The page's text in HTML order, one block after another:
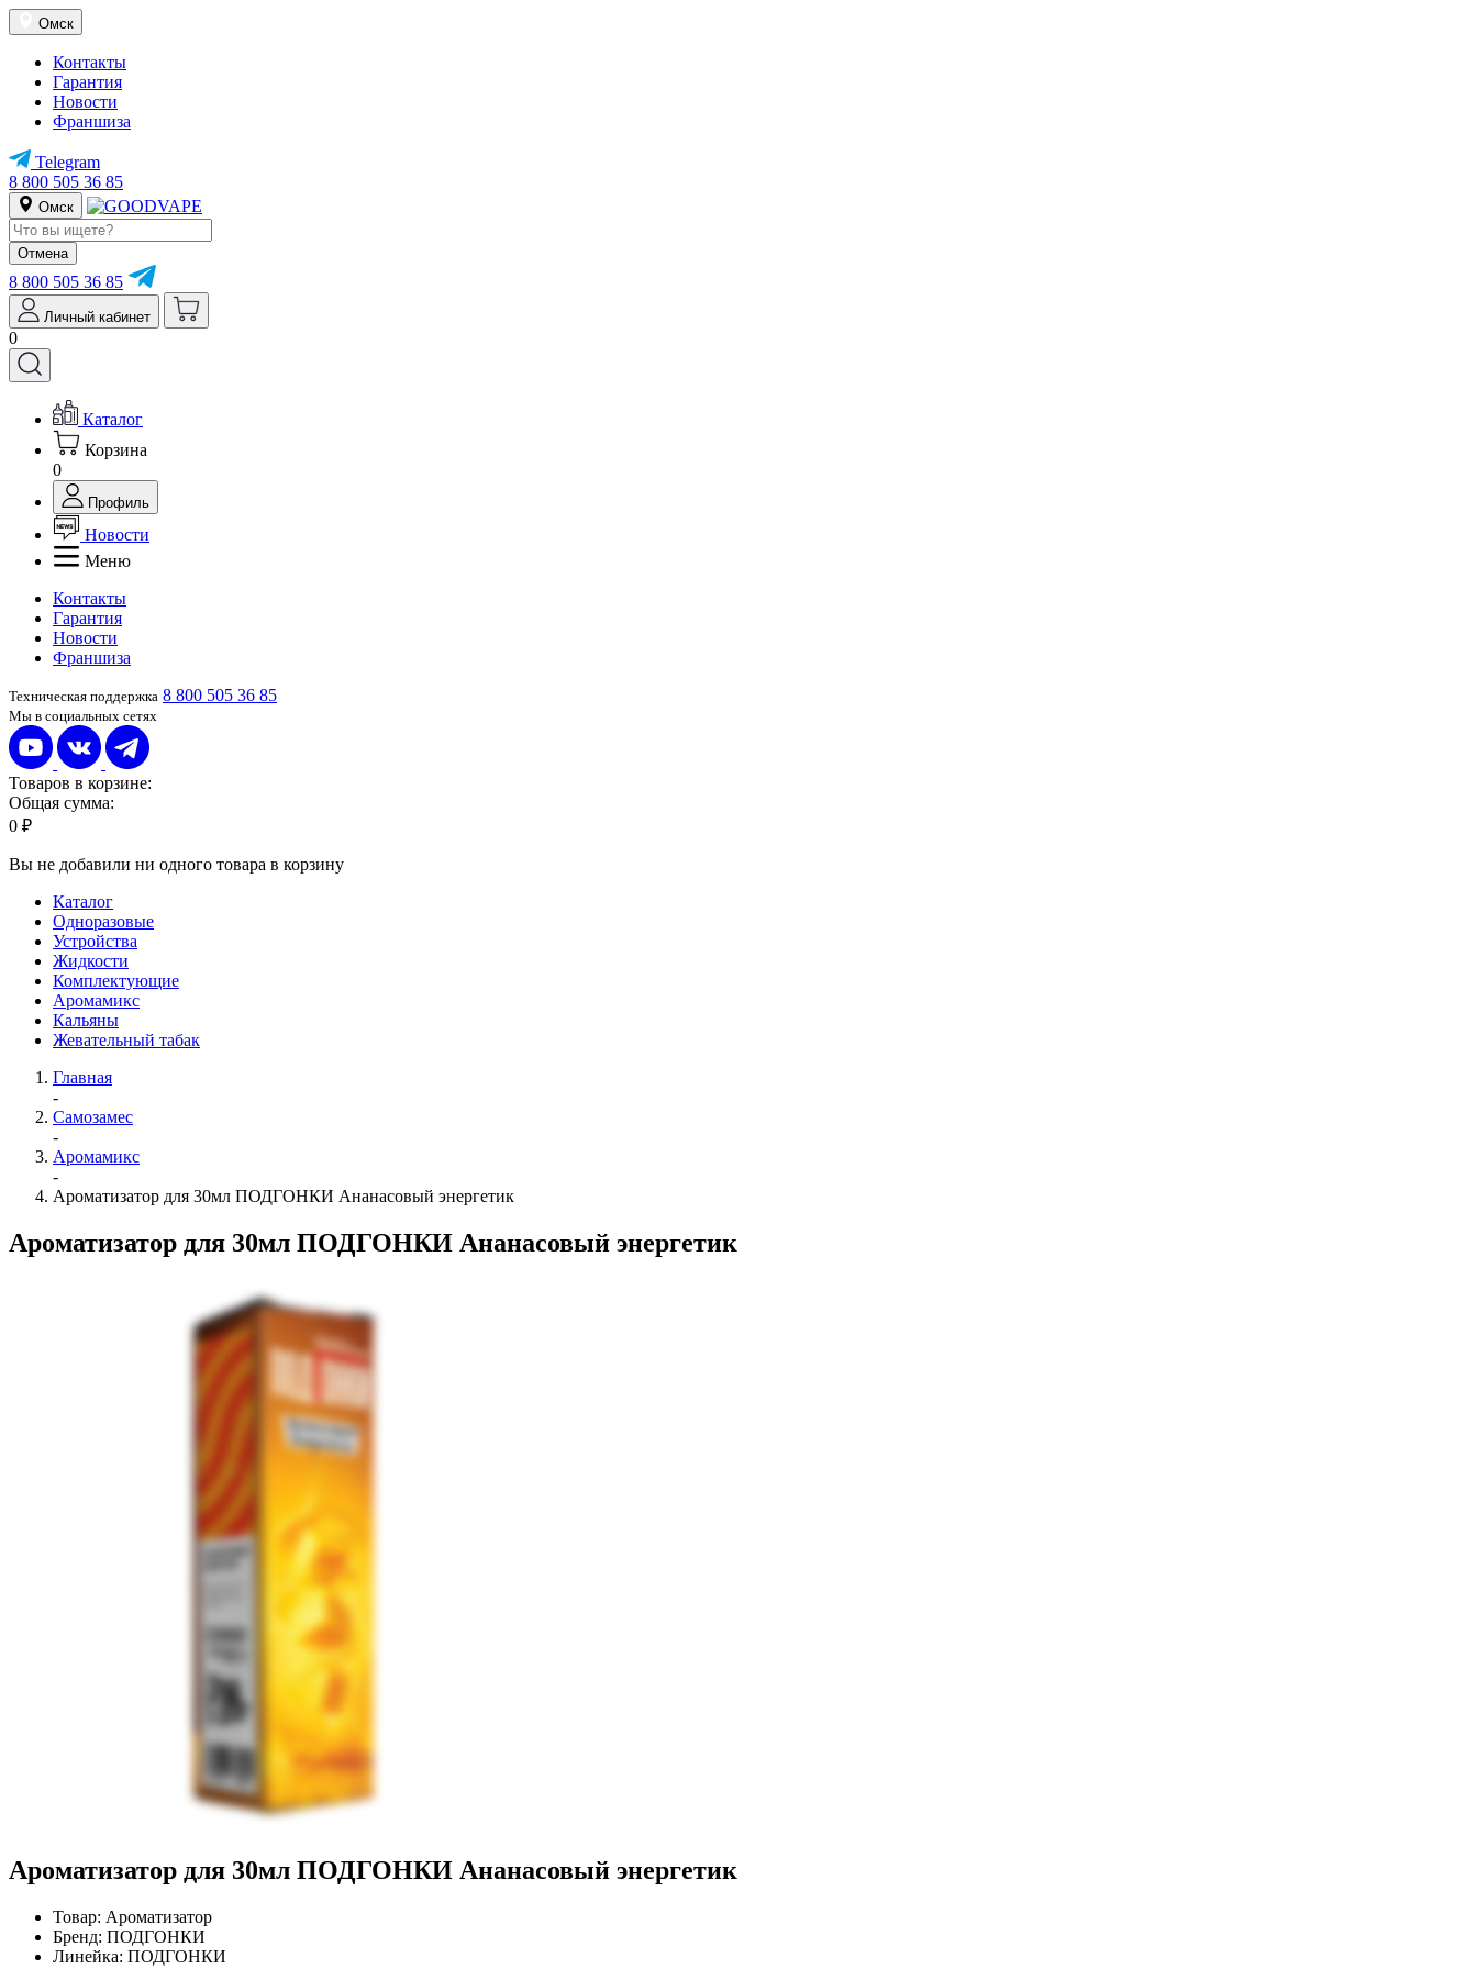
Омск
Контакты
Гарантия
Новости
Франшиза
Telegram
8 800 505 36 85
Омск
Отмена
8 800 505 36 85
Личный кабинет
0
Каталог
Корзина
0
Профиль
Новости
Меню
Контакты
Гарантия
Новости
Франшиза
Техническая поддержка 8 800 505 36 85
Мы в социальных сетях
Товаров в корзине:
Общая сумма:
0 ₽
Вы не добавили ни одного товара в корзину
Каталог
Одноразовые
Устройства
Жидкости
Комплектующие
Аромамикс
Кальяны
Жевательный табак
Главная
-
Самозамес
-
Аромамикс
-
Ароматизатор для 30мл ПОДГОНКИ Ананасовый энергетик
Ароматизатор для 30мл ПОДГОНКИ Ананасовый энергетик
Ароматизатор для 30мл ПОДГОНКИ Ананасовый энергетик
Товар: Ароматизатор
Бренд: ПОДГОНКИ
Линейка: ПОДГОНКИ